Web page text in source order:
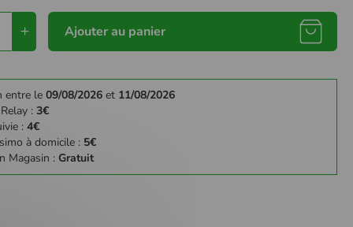
Ajouter au panier
entre le09/08/2026 et 11/08/2026
:3€
:4€
à domicile : 5€
Magasin :Gratuit